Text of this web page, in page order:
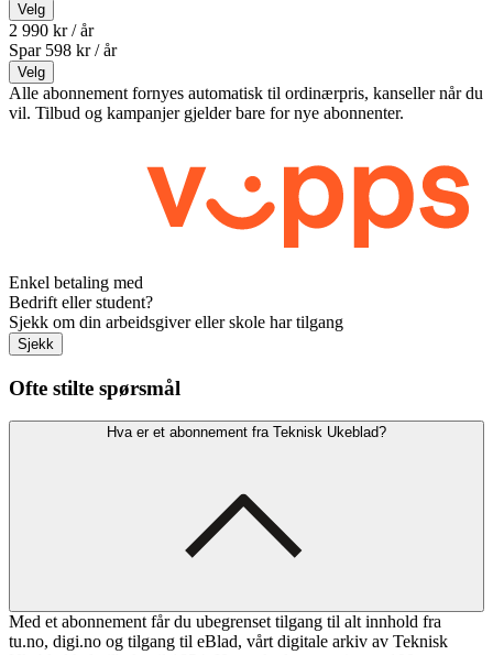
Velg
2 990 kr / år
Spar 598 kr /år
Velg
Alle abonnement fornyes automatisk til ordinærpris, kanseller når du
vil. Tilbud og kampanjer gjelder bare for nye abonnenter.
Enkel betaling med
Bedrift eller student?
Sjekk om din arbeidsgiver eller skole har tilgang
Sjekk
Ofte stilte spørsmål
Hva er et abonnement fra Teknisk Ukeblad?
Med et abonnement får du ubegrenset tilgang til alt innhold fra
tu.no, digi.no og tilgang til eBlad, vårt digitale arkiv av Teknisk